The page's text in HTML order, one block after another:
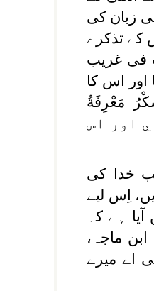
زبان کی
اور اس کے تذکرے
فی غریب
اور اس کا
مَعْرِفَةُ
شناسي اور اس
خدا کی
اِس لیے
ہے کہ
ماجہ،
نمبر3551 ؛ مسند احمد،حدیث نمبر1997) ۔یعنی اے میرے